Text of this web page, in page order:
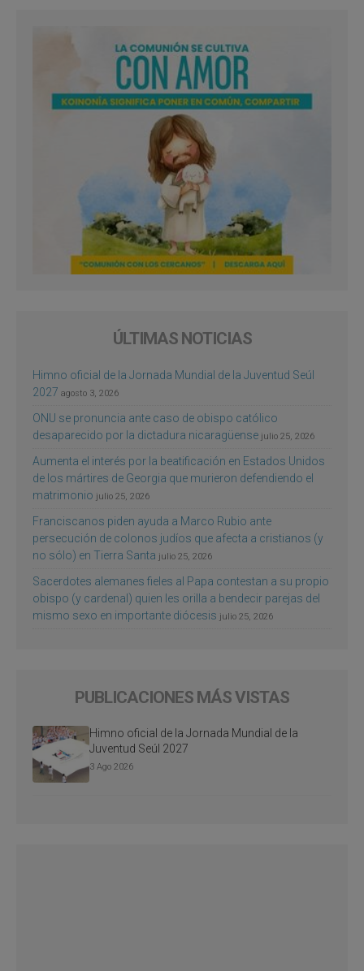
ÚLTIMAS NOTICIAS
Himno oficial de la Jornada Mundial de la Juventud Seúl
2027 agosto 3, 2026
ONU se pronuncia ante caso de obispo católico
desaparecido por la dictadura nicaragüense julio 25, 2026
Aumenta el interés por la beatificación en Estados Unidos
de los mártires de Georgia que murieron defendiendo el
matrimonio julio 25, 2026
Franciscanos piden ayuda a Marco Rubio ante
persecución de colonos judíos que afecta a cristianos (y
no sólo) en Tierra Santa julio 25, 2026
Sacerdotes alemanes fieles al Papa contestan a su propio
obispo (y cardenal) quien les orilla a bendecir parejas del
mismo sexo en importante diócesis julio 25, 2026
PUBLICACIONES MÁS VISTAS
Himno oficial de la Jornada Mundial de la
Juventud Seúl 2027
3 Ago 2026